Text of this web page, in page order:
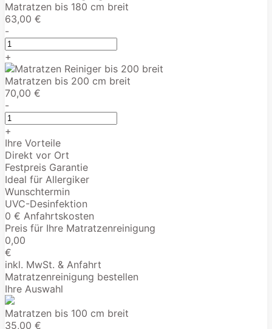
Matratzen bis 180 cm breit
63,00 €
-
+
Matratzen bis 200 cm breit
70,00 €
-
+
Ihre Vorteile
Direkt vor Ort
Festpreis Garantie
Ideal für Allergiker
Wunschtermin
UVC-Desinfektion
0 € Anfahrtskosten
Preis für Ihre Matratzenreinigung
0,00
€
inkl. MwSt. & Anfahrt
Matratzenreinigung bestellen
Ihre Auswahl
Matratzen bis 100 cm breit
35,00 €